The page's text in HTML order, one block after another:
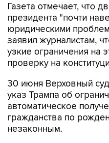
Газета отмечает, что
президента "почти
юридическими
заявил журналистам,
узкие ограничения на
проверку на
30 июня Верховный
указ Трампа об
автоматическое
гражданства по
незаконным.